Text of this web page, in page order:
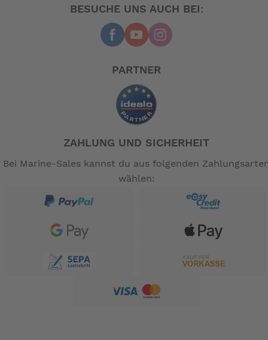
BESUCHE UNS AUCH BEI:
PARTNER
ZAHLUNG UND SICHERHEIT
Bei Marine-Sales kannst du aus folgenden
wählen: